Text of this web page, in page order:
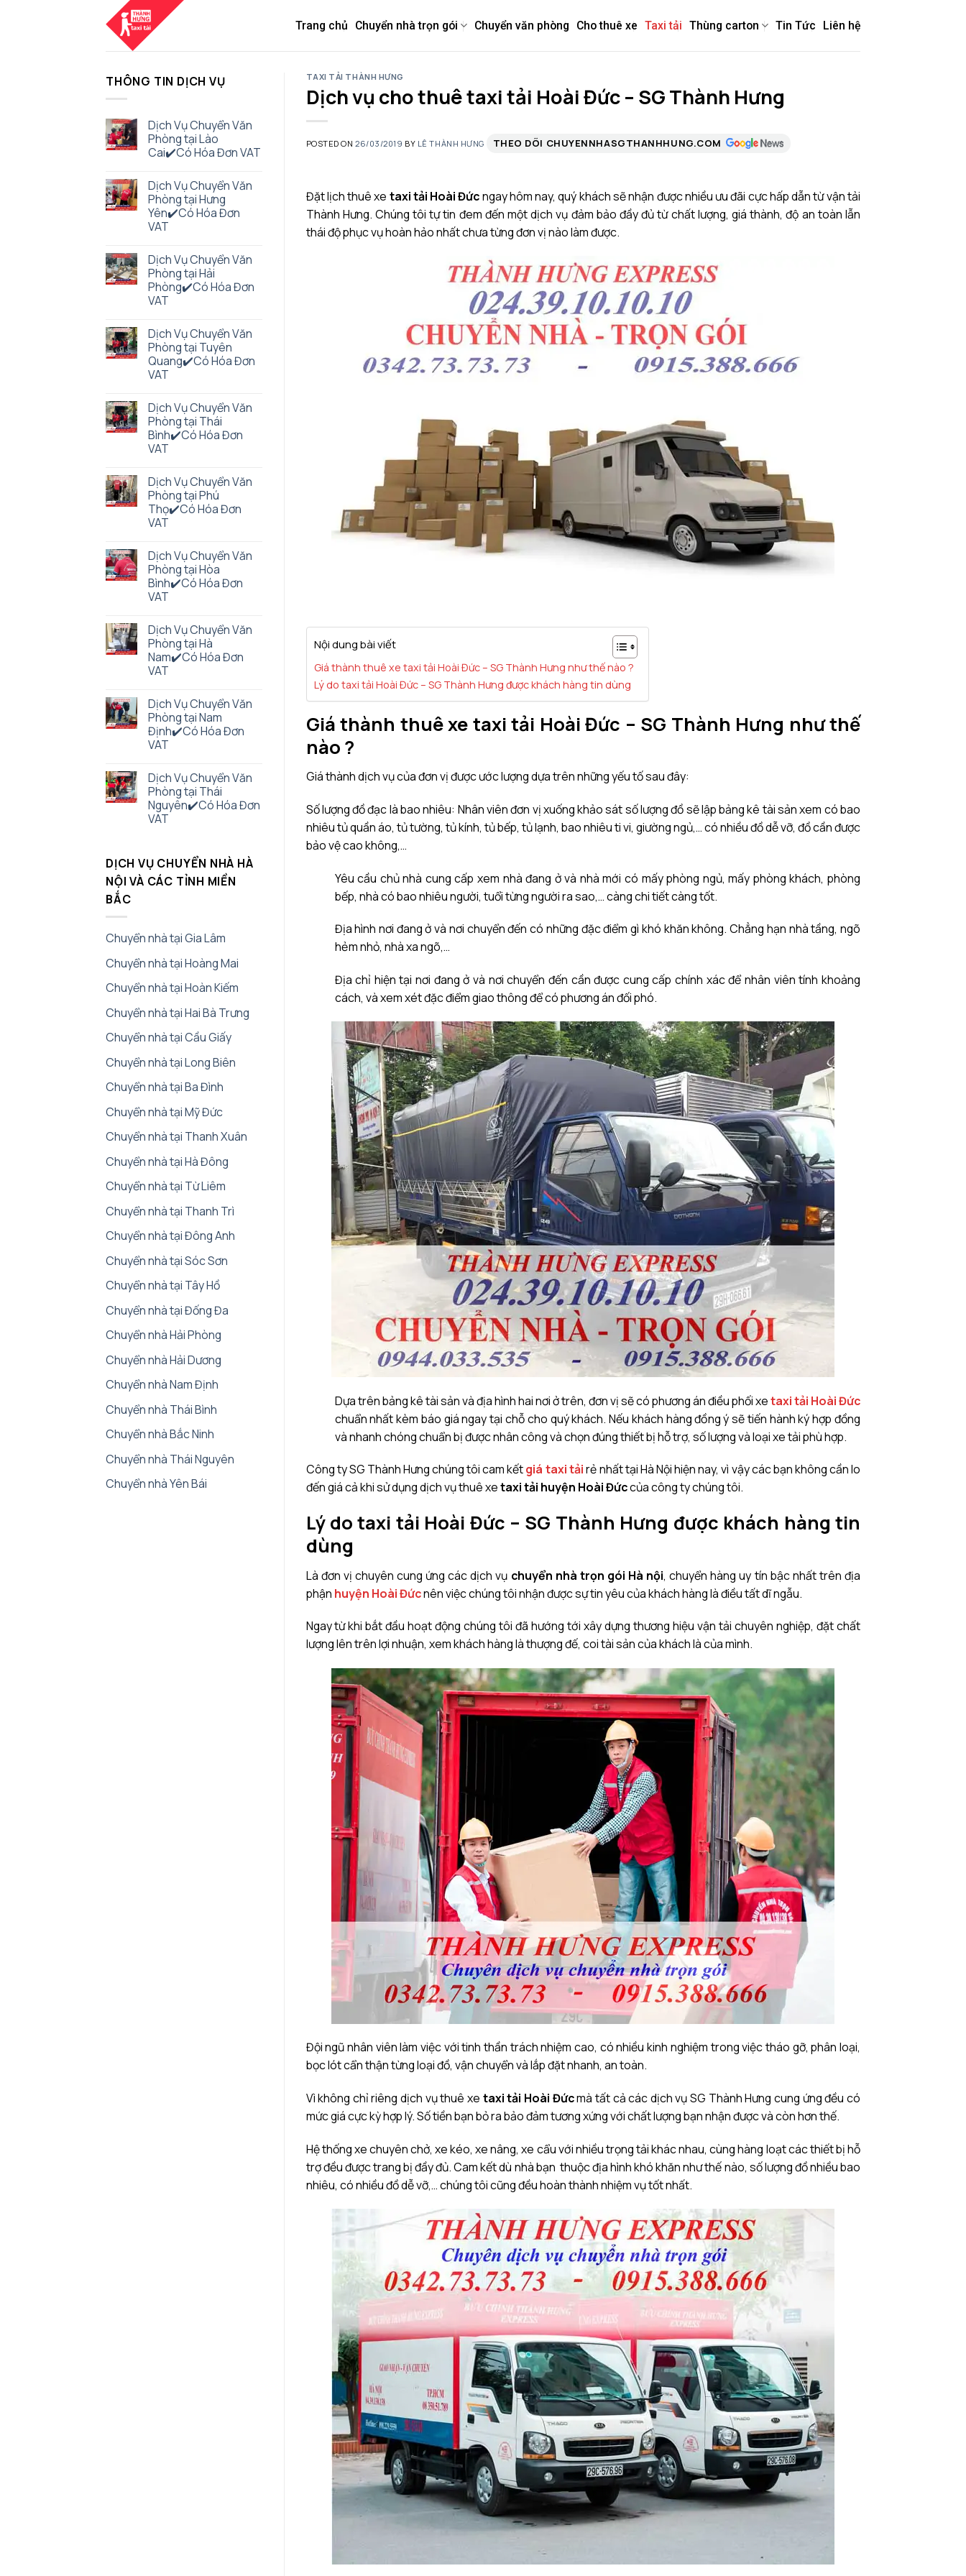
Trang chủ Chuyển nhà trọn gói Chuyển văn phòng Cho thuê xe Taxi tải Thùng carton Tin Tức Liên hệ
THÔNG TIN DỊCH VỤ
Dịch Vụ Chuyển Văn
Phòng tại Lào
Cai✔️Có Hóa Đơn VAT
Dịch Vụ Chuyển Văn
Phòng tại Hưng
Yên✔️Có Hóa Đơn
VAT
Dịch Vụ Chuyển Văn
Phòng tại Hải
Phòng✔️Có Hóa Đơn
VAT
Dịch Vụ Chuyển Văn
Phòng tại Tuyên
Quang✔️Có Hóa Đơn
VAT
Dịch Vụ Chuyển Văn
Phòng tại Thái
Bình✔️Có Hóa Đơn
VAT
Dịch Vụ Chuyển Văn
Phòng tại Phú
Thọ✔️Có Hóa Đơn
VAT
Dịch Vụ Chuyển Văn
Phòng tại Hòa
Bình✔️Có Hóa Đơn
VAT
Dịch Vụ Chuyển Văn
Phòng tại Hà
Nam✔️Có Hóa Đơn
VAT
Dịch Vụ Chuyển Văn
Phòng tại Nam
Định✔️Có Hóa Đơn
VAT
Dịch Vụ Chuyển Văn
Phòng tại Thái
Nguyên✔️Có Hóa Đơn
VAT
DỊCH VỤ CHUYỂN NHÀ HÀ
NỘI VÀ CÁC TỈNH MIỀN
BẮC
Chuyển nhà tại Gia Lâm
Chuyển nhà tại Hoàng Mai
Chuyển nhà tại Hoàn Kiếm
Chuyển nhà tại Hai Bà Trưng
Chuyển nhà tại Cầu Giấy
Chuyển nhà tại Long Biên
Chuyển nhà tại Ba Đình
Chuyển nhà tại Mỹ Đức
Chuyển nhà tại Thanh Xuân
Chuyển nhà tại Hà Đông
Chuyển nhà tại Từ Liêm
Chuyển nhà tại Thanh Trì
Chuyển nhà tại Đông Anh
Chuyển nhà tại Sóc Sơn
Chuyển nhà tại Tây Hồ
Chuyển nhà tại Đống Đa
Chuyển nhà Hải Phòng
Chuyển nhà Hải Dương
Chuyển nhà Nam Định
Chuyển nhà Thái Bình
Chuyển nhà Bắc Ninh
Chuyển nhà Thái Nguyên
Chuyển nhà Yên Bái
TAXI TẢI THÀNH HƯNG
Dịch vụ cho thuê taxi tải Hoài Đức – SG Thành Hưng
POSTED ON26/03/2019 BY LÊ THÀNH HƯNG THEO DÕI CHUYENNHASGTHANHHUNG.COM
Đặt lịch thuê xe taxi tải Hoài Đứcngay hôm nay, quý khách sẽ nhận được nhiều ưu đãi cực hấp dẫn từ vận tải
Thành Hưng. Chúng tôi tự tin đem đến một dịch vụ đảm bảo đầy đủ từ chất lượng, giá thành, độ an toàn lẫn
thái độ phục vụ hoàn hảo nhất chưa từng đơn vị nào làm được.
Nội dung bài viết
Giá thành thuê xe taxi tải Hoài Đức – SG Thành Hưng như thế nào ?
Lý do taxi tải Hoài Đức – SG Thành Hưng được khách hàng tin dùng
Giá thành thuê xe taxi tải Hoài Đức – SG Thành Hưng như thế
nào ?
Giá thành dịch vụ của đơn vị được ước lượng dựa trên những yếu tố sau đây:
Số lượng đồ đạc là bao nhiêu: Nhân viên đơn vị xuống khảo sát số lượng đồ sẽ lập bảng kê tài sản xem có bao
nhiêu tủ quần áo, tủ tường, tủ kính, tủ bếp, tủ lạnh, bao nhiêu ti vi, giường ngủ,… có nhiều đồ dễ vỡ, đồ cần được
bảo vệ cao không,…
Yêu cầu chủ nhà cung cấp xem nhà đang ở và nhà mới có mấy phòng ngủ, mấy phòng khách, phòng
bếp, nhà có bao nhiêu người, tuổi từng người ra sao,… càng chi tiết càng tốt.
Địa hình nơi đang ở và nơi chuyển đến có những đặc điểm gì khó khăn không. Chẳng hạn nhà tầng, ngõ
hẻm nhỏ, nhà xa ngõ,…
Địa chỉ hiện tại nơi đang ở và nơi chuyển đến cần được cung cấp chính xác để nhân viên tính khoảng
cách, và xem xét đặc điểm giao thông để có phương án đối phó.
Dựa trên bảng kê tài sản và địa hình hai nơi ở trên, đơn vị sẽ có phương án điều phối xetaxi tải Hoài Đức
chuẩn nhất kèm báo giá ngay tại chỗ cho quý khách. Nếu khách hàng đồng ý sẽ tiến hành ký hợp đồng
và nhanh chóng chuẩn bị được nhân công và chọn đúng thiết bị hỗ trợ, số lượng và loại xe tải phù hợp.
Công ty SG Thành Hưng chúng tôi cam kếtgiá taxi tảirẻ nhất tại Hà Nội hiện nay, vì vậy các bạn không cần lo
đến giá cả khi sử dụng dịch vụ thuê xetaxi tải huyện Hoài Đứccủa công ty chúng tôi.
Lý do taxi tải Hoài Đức – SG Thành Hưng được khách hàng tin
dùng
Là đơn vị chuyên cung ứng các dịch vụ chuyển nhà trọn gói Hà nội, chuyển hàng uy tín bậc nhất trên địa
phận huyện Hoài Đứcnên việc chúng tôi nhận được sự tin yêu của khách hàng là điều tất dĩ ngẫu.
Ngay từ khi bắt đầu hoạt động chúng tôi đã hướng tới xây dựng thương hiệu vận tải chuyên nghiệp, đặt chất
lượng lên trên lợi nhuận, xem khách hàng là thượng đế, coi tài sản của khách là của mình.
Đội ngũ nhân viên làm việc với tinh thần trách nhiệm cao, có nhiều kinh nghiệm trong việc tháo gỡ, phân loại,
bọc lót cẩn thận từng loại đồ, vận chuyển và lắp đặt nhanh, an toàn.
Vì không chỉ riêng dịch vụ thuê xe taxi tải Hoài Đứcmà tất cả các dịch vụ SG Thành Hưng cung ứng đều có
mức giá cực kỳ hợp lý. Số tiền bạn bỏ ra bảo đảm tương xứng với chất lượng bạn nhận được và còn hơn thế.
Hệ thống xe chuyên chở, xe kéo, xe nâng, xe cẩu với nhiều trọng tải khác nhau, cùng hàng loạt các thiết bị hỗ
trợ đều được trang bị đầy đủ. Cam kết dù nhà bạn thuộc địa hình khó khăn như thế nào, số lượng đồ nhiều bao
nhiêu, có nhiều đồ dễ vỡ,… chúng tôi cũng đều hoàn thành nhiệm vụ tốt nhất.